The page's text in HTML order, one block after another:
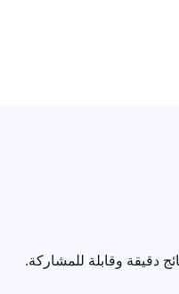
دقيقة وقابلة للمشاركة.